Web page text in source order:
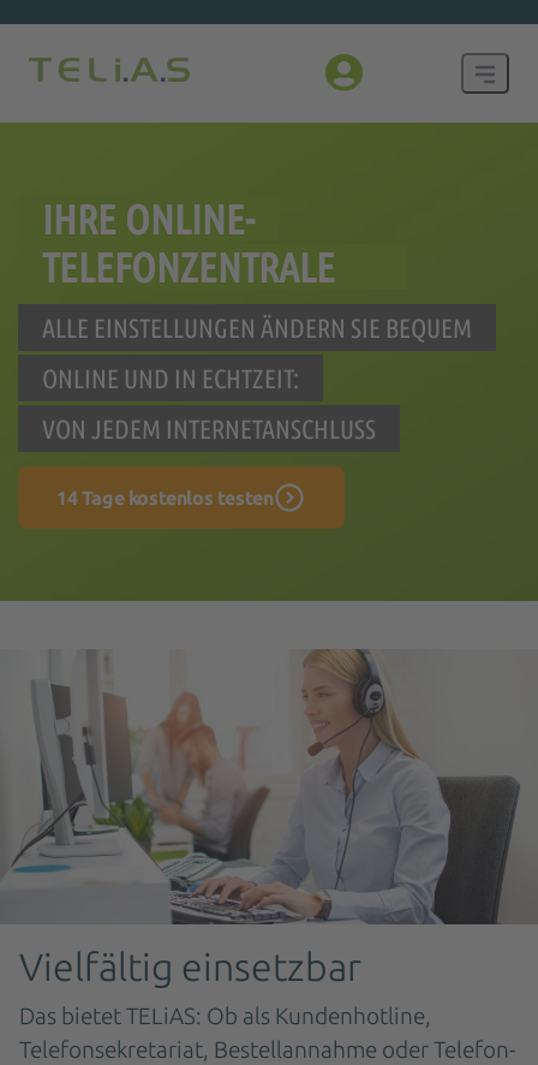
IHRE ONLINE-
TELEFONZENTRALE
ALLE EINSTELLUNGEN ÄNDERN SIE BEQUEM
ONLINE UND IN ECHTZEIT:
VON JEDEM INTERNETANSCHLUSS
14 Tage kostenlos testen
Vielfältig einsetzbar
Das bietet TELiAS: Ob als Kundenhotline,
Telefonsekretariat, Bestellannahme oder Telefon-